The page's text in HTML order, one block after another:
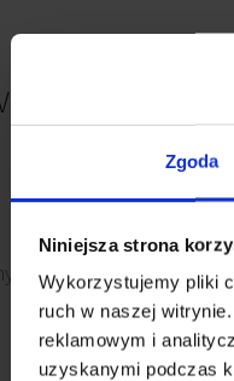
Zgoda
Niniejsza strona
Wykorzystujemy pliki
ruch w naszej
reklamowym i
uzyskanymi podczas
wykończenie